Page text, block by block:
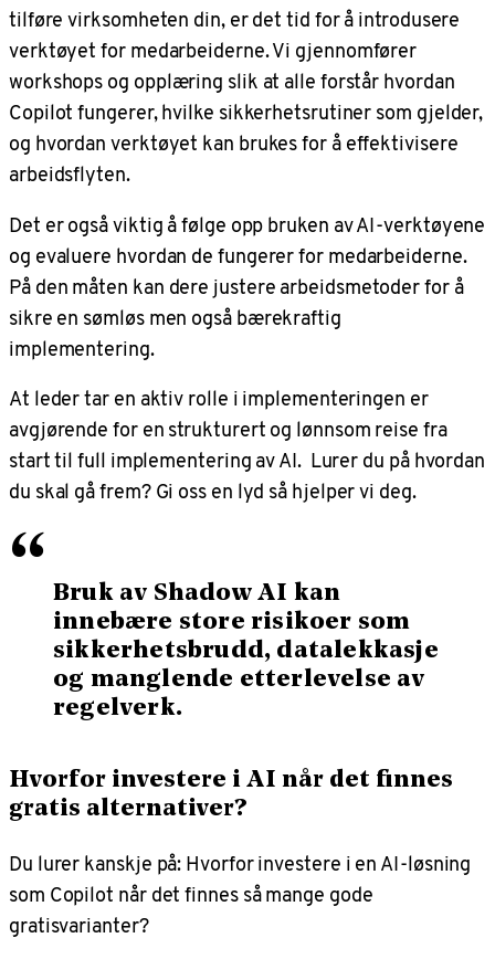
tilføre virksomheten din, er det tid for å introdusere
verktøyet for medarbeiderne. Vi gjennomfører
workshops og opplæring slik at alle forstår hvordan
Copilot fungerer, hvilke sikkerhetsrutiner som gjelder,
og hvordan verktøyet kan brukes for å effektivisere
arbeidsflyten.
Det er også viktig å følge opp bruken av AI-verktøyene
og evaluere hvordan de fungerer for medarbeiderne.
På den måten kan dere justere arbeidsmetoder for å
sikre en sømløs men også bærekraftig
implementering.
At leder tar en aktiv rolle i implementeringen er
avgjørende for en strukturert og lønnsom reise fra
start til full implementering av AI. Lurer du på hvordan
du skal gå frem? Gi oss en lyd så hjelper vi deg.
“ Bruk av Shadow AI kan
innebære store risikoer som
sikkerhetsbrudd, datalekkasje
og manglende etterlevelse av
regelverk.
Hvorfor investere i AI når det finnes
gratis alternativer?
Du lurer kanskje på: Hvorfor investere i en AI-løsning
som Copilot når det finnes så mange gode
gratisvarianter?